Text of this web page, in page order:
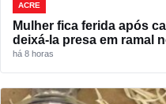
ACRE
Mulher fica ferida após
deixá-la presa em ramal
há 8 horas